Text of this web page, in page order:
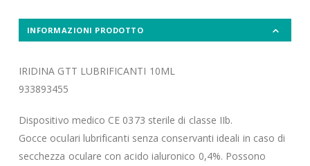
INFORMAZIONI PRODOTTO
IRIDINA GTT LUBRIFICANTI 10ML
933893455
Dispositivo medico CE 0373 sterile di classe IIb.
Gocce oculari lubrificanti senza conservanti ideali in caso di
secchezza oculare con acido ialuronico 0,4%. Possono